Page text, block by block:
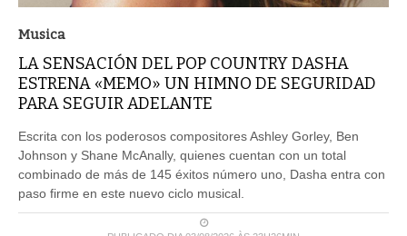
Musica
LA SENSACIÓN DEL POP COUNTRY DASHA
ESTRENA «MEMO» UN HIMNO DE SEGURIDAD
PARA SEGUIR ADELANTE
Escrita con los poderosos compositores Ashley Gorley, Ben
Johnson y Shane McAnally, quienes cuentan con un total
combinado de más de 145 éxitos número uno, Dasha entra con
paso firme en este nuevo ciclo musical.